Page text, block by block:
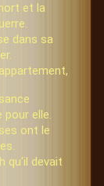
et la
dans sa
elle.
ont le
qu'il devait